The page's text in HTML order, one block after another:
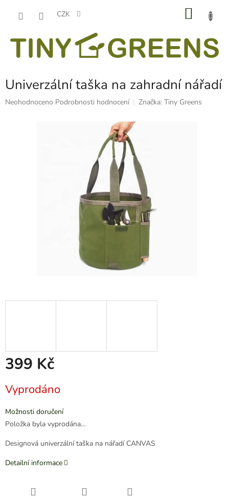
CZK
Univerzální taška na zahradní nářadí
Průměrné
Neohodnoceno Podrobnosti hodnocení Značka: Tiny Greens
399 Kč
cena:
Vyprodáno
Možnosti doručení
Položka byla vyprodána…
Designová univerzální taška na nářadí CANVAS
Detailní informace